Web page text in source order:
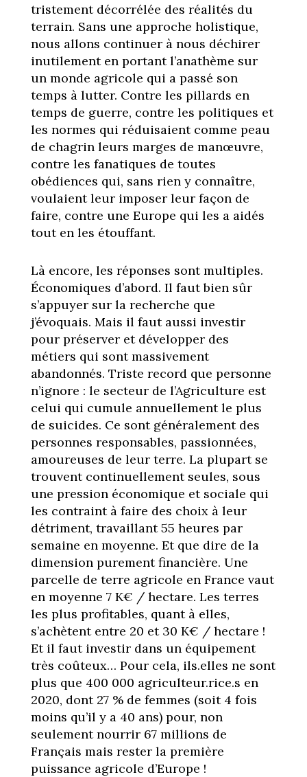
tristement décorrélée des réalités du
terrain. Sans une approche holistique,
nous allons continuer à nous déchirer
inutilement en portant l’anathème sur
un monde agricole qui a passé son
temps à lutter. Contre les pillards en
temps de guerre, contre les politiques et
les normes qui réduisaient comme peau
de chagrin leurs marges de manœuvre,
contre les fanatiques de toutes
obédiences qui, sans rien y connaître,
voulaient leur imposer leur façon de
faire, contre une Europe qui les a aidés
tout en les étouffant.
Là encore, les réponses sont multiples.
Économiques d’abord. Il faut bien sûr
s’appuyer sur la recherche que
j’évoquais. Mais il faut aussi investir
pour préserver et développer des
métiers qui sont massivement
abandonnés. Triste record que personne
n’ignore : le secteur de l’Agriculture est
celui qui cumule annuellement le plus
de suicides. Ce sont généralement des
personnes responsables, passionnées,
amoureuses de leur terre. La plupart se
trouvent continuellement seules, sous
une pression économique et sociale qui
les contraint à faire des choix à leur
détriment, travaillant 55 heures par
semaine en moyenne. Et que dire de la
dimension purement financière. Une
parcelle de terre agricole en France vaut
en moyenne 7 K€ / hectare. Les terres
les plus profitables, quant à elles,
s’achètent entre 20 et 30 K€ / hectare !
Et il faut investir dans un équipement
très coûteux… Pour cela, ils.elles ne sont
plus que 400 000 agriculteur.rice.s en
2020, dont 27 % de femmes (soit 4 fois
moins qu’il y a 40 ans) pour, non
seulement nourrir 67 millions de
Français mais rester la première
puissance agricole d’Europe !